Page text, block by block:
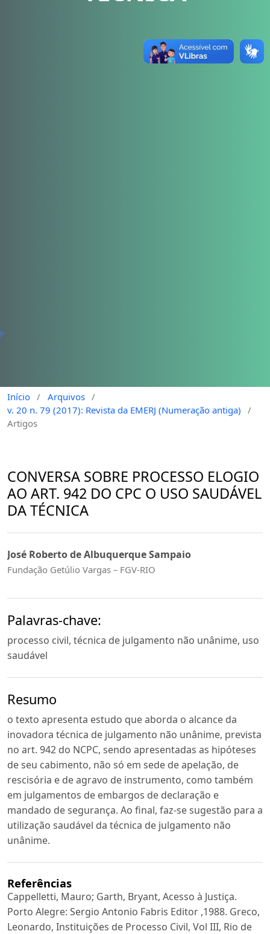
Início / Arquivos /
v. 20 n. 79 (2017): Revista da EMERJ (Numeração antiga)
/
Artigos
CONVERSA SOBRE PROCESSO ELOGIO
AO ART. 942 DO CPC O USO SAUDÁVEL
DA TÉCNICA
José Roberto de Albuquerque Sampaio
Fundação Getúlio Vargas – FGV-RIO
Palavras-chave:
processo civil, técnica de julgamento não unânime, uso
saudável
Resumo
o texto apresenta estudo que aborda o alcance da
inovadora técnica de julgamento não unânime, prevista
no art. 942 do NCPC, sendo apresentadas as hipóteses
de seu cabimento, não só em sede de apelação, de
rescisória e de agravo de instrumento, como também
em julgamentos de embargos de declaração e
mandado de segurança. Ao final, faz-se sugestão para a
utilização saudável da técnica de julgamento não
unânime.
Referências
Cappelletti, Mauro; Garth, Bryant, Acesso à Justiça.
Porto Alegre: Sergio Antonio Fabris Editor ,1988. Greco,
Leonardo, Instituições de Processo Civil, Vol III, Rio de